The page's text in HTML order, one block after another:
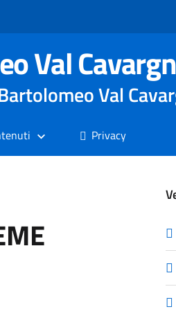
Val
Val
Privacy